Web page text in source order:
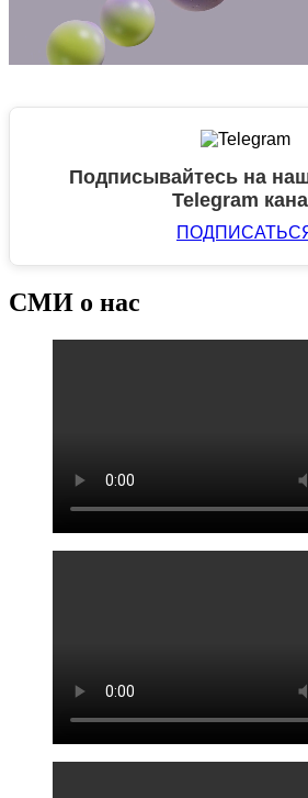
Подписывайтесь на
Telegram
СМИ о нас